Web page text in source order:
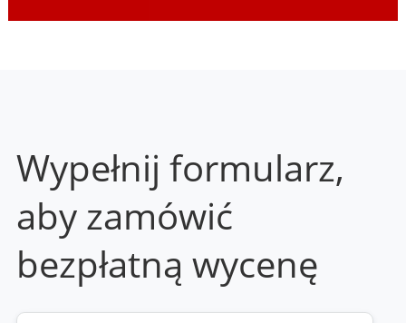
Wypełnij formularz,
aby zamówić
bezpłatną wycenę